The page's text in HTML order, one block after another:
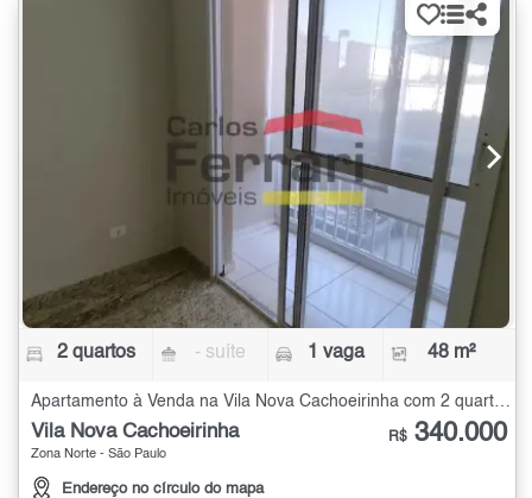
2 quartos - suíte 1 vaga 48 m²
Vila Nova Cachoeirinha
Zona Norte - São Paulo
Endereço no círculo do mapa
R$ 340.000